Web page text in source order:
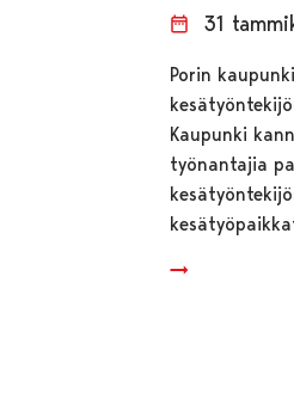
31
Porin
Kaupunki
työnantajia